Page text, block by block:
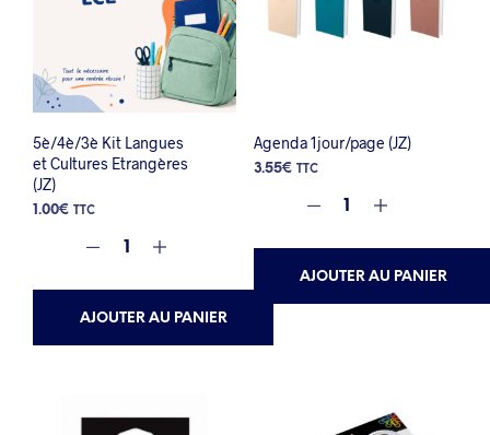
5è/4è/3è Kit Langues
et Cultures Etrangères
(JZ)
1.00€ TTC
AJOUTER AU PANIER
Agenda 1jour/page (JZ)
3.55€ TTC
AJOUTER AU PANIER